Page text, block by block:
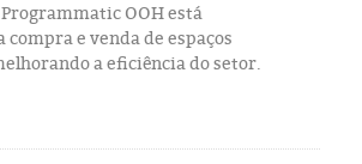
Amazonas
História
OOH está
e venda de espaços
a eficiência do setor.